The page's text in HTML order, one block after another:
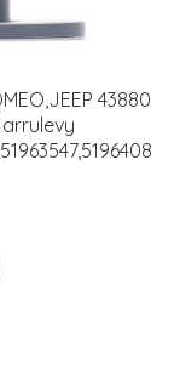
43880